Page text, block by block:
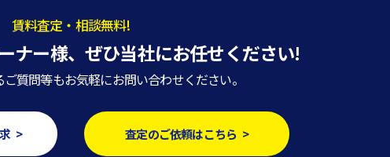
賃料査定・相談無料!
ナー様、ぜひ当社にお任せください!
質問等もお気軽にお問い合わせください。
> 査定のご依頼はこちら >